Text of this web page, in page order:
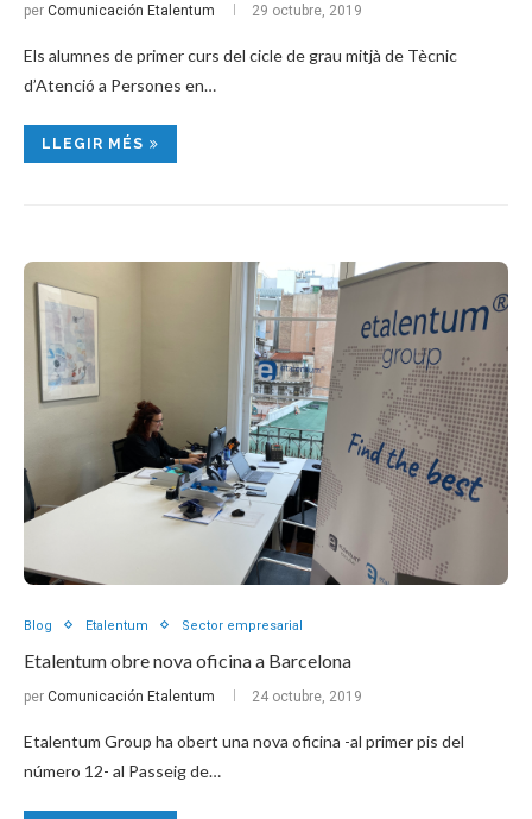
per Comunicación Etalentum 29 octubre, 2019
Els alumnes de primer curs del cicle de grau mitjà de Tècnic
d’Atenció a Persones en…
LLEGIR MÉS
Blog Etalentum Sector empresarial
Etalentum obre nova oficina a Barcelona
per Comunicación Etalentum 24 octubre, 2019
Etalentum Group ha obert una nova oficina -al primer pis del
número 12- al Passeig de…